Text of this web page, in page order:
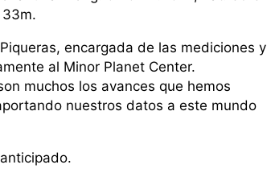
encargada de las mediciones y
al Minor Planet Center.
muchos los avances que hemos
nuestros datos a este mundo